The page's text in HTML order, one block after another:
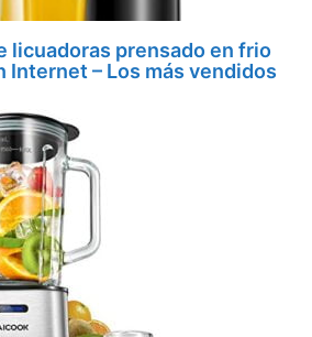
licuadoras prensado en frio
Internet – Los más vendidos